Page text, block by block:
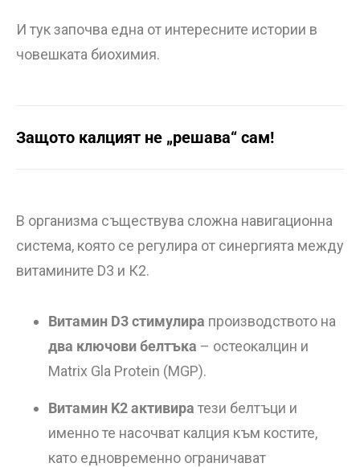
И тук започва една от интересните истории в
човешката биохимия.
Защото калцият не „решава“ сам!
В организма съществува сложна навигационна
система, която се регулира от синергията между
витамините D3 и К2.
Витамин D3 стимулира производството на
два ключови белтъка – остеокалцин и
Matrix Gla Protein (MGP).
Витамин K2 активира тези белтъци и
именно те насочват калция към костите,
като едновременно ограничават